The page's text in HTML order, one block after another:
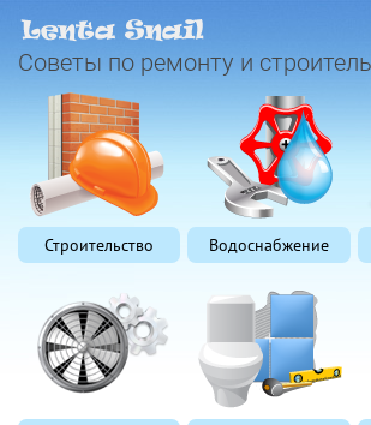
Советы по ремонту и
Строительство Водоснабжение